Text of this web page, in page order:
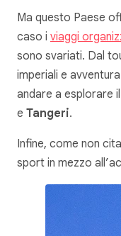
Ma questo Paese
caso i viaggi
sono svariati. Dal
imperiali e
andare a esplorare
e Tangeri.
Infine, come non
sport in mezzo